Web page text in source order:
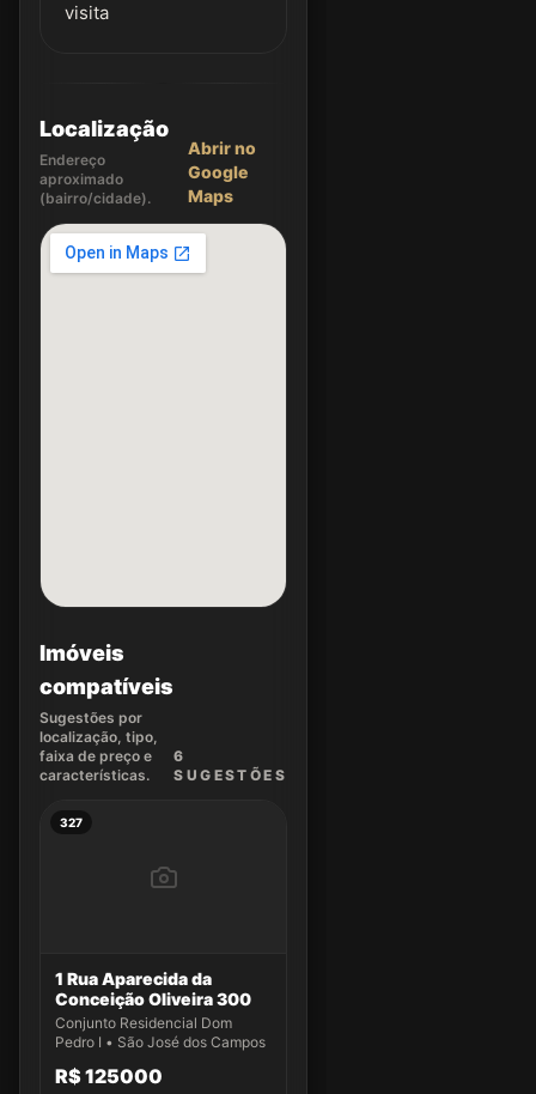
visita
Localização
Endereço
aproximado
(bairro/cidade).
Abrir no
Google
Maps
Imóveis
compatíveis
Sugestões por
localização, tipo,
faixa de preço e
características.
6
SUGEST ÕES
327
1 Rua Aparecida da
Conceição Oliveira 300
Conjunto Residencial Dom
Pedro I • São José dos Campos
R$ 125000